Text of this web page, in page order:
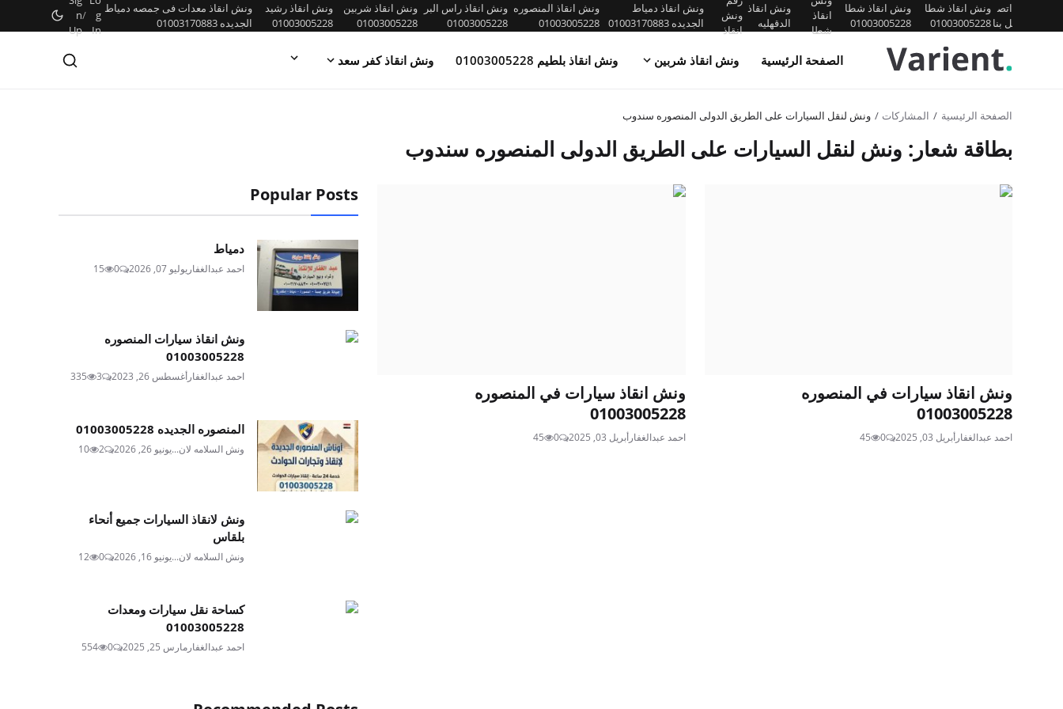
اتص
ل بنا
ونش انقاذ شطا
01003005228
ونش انقاذ شطا
01003005228
انقاذ
شطا
ونش انقاذ
الدقهليه
ونش
انقاذ
ونش انقاذ دمياط
الجديده 01003170883
ونش انقاذ المنصوره
01003005228
ونش انقاذ راس البر
01003005228
ونش انقاذ شربين
01003005228
ونش انقاذ رشيد
01003005228
ونش انقاذ معدات فى جمصه دمياط
الجديده 01003170883
g
In
/
n
Up
الصفحة الرئيسية ونش انقاذ شربين ونش انقاذ بلطيم 01003005228 ونش انقاذ كفر سعد
الصفحة الرئيسية المشاركات ونش لنقل السيارات على الطريق الدولى المنصوره سندوب
بطاقة شعار: ونش لنقل السيارات على الطريق الدولى المنصوره سندوب
ونش انقاذ سيارات في المنصوره
01003005228
احمد عبدالغفارأبريل 03, 2025 0
45
ونش انقاذ سيارات في المنصوره
01003005228
احمد عبدالغفارأبريل 03, 2025 0
45
Popular Posts
دمياط
احمد عبدالغفاريوليو 07, 2026 0
15
ونش انقاذ سيارات المنصوره
01003005228
احمد عبدالغفارأغسطس 26, 2023 3
335
المنصوره الجديده 01003005228
ونش السلامه لان...يونيو 26, 2026 2
10
ونش لانقاذ السيارات جميع أنحاء
بلقاس
ونش السلامه لان...يونيو 16, 2026 0
12
كساحة نقل سيارات ومعدات
01003005228
احمد عبدالغفارمارس 25, 2025 0
554